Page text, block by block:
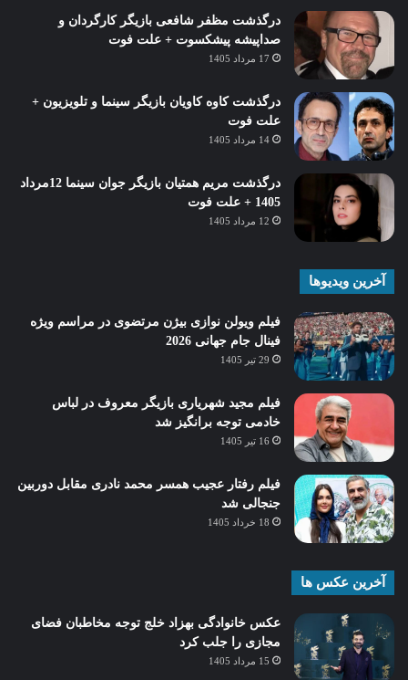
درگذشت مظفر شافعی بازیگر کارگردان و
صداپیشه پیشکسوت + علت فوت
17 مرداد 1405
درگذشت کاوه کاویان بازیگر سینما و تلویزیون +
علت فوت
14 مرداد 1405
درگذشت مریم همتیان بازیگر جوان سینما 12مرداد
1405 + علت فوت
12 مرداد 1405
آخرین ویدیوها
فیلم ویولن نوازی بیژن مرتضوی در مراسم ویژه
فینال جام جهانی 2026
29 تیر 1405
فیلم مجید شهریاری بازیگر معروف در لباس
خادمی توجه برانگیز شد
16 تیر 1405
فیلم رفتار عجیب همسر محمد نادری مقابل دوربین
جنجالی شد
18 خرداد 1405
آخرین عکس ها
عکس خانوادگی بهزاد خلج توجه مخاطبان فضای
مجازی را جلب کرد
15 مرداد 1405